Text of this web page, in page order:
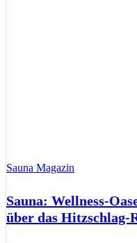
Sauna Magazin
Sauna: Wellness-
über das Hitzschlag-